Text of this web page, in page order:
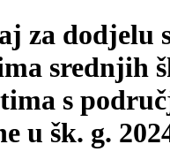
za dodjelu
srednjih
s
u šk. g.